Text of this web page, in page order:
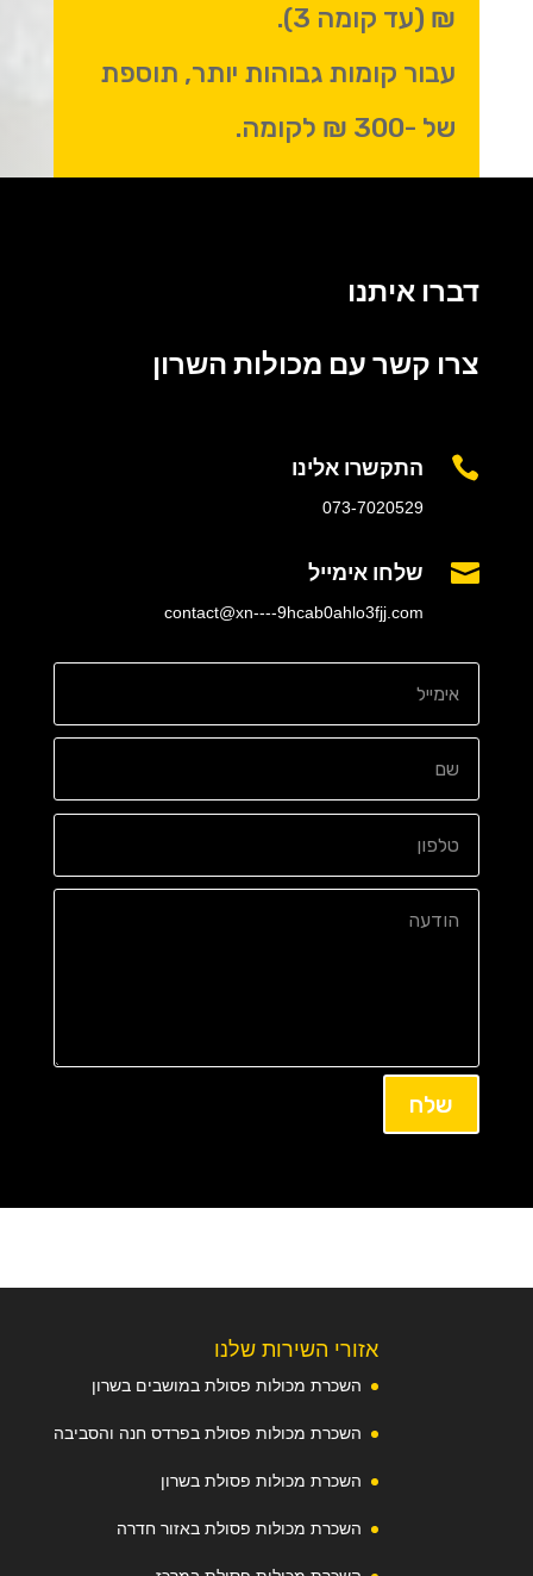
₪ (עד קומה 3).
עבור קומות גבוהות יותר, תוספת
של -300 ₪ לקומה.
דברו איתנו
צרו קשר עם מכולות השרון
 התקשרו אלינו
073-7020529
 שלחו אימייל
contact@xn----9hcab0ahlo3fjj.com
שלח
אזורי השירות שלנו
השכרת מכולות פסולת במושבים בשרון
השכרת מכולות פסולת בפרדס חנה והסביבה
השכרת מכולות פסולת בשרון
השכרת מכולות פסולת באזור חדרה